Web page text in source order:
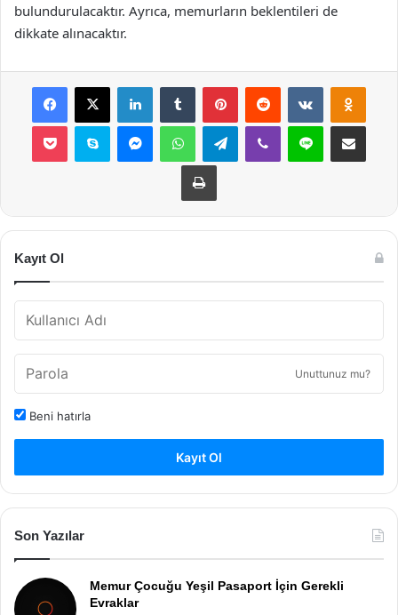
bulundurulacaktır. Ayrıca, memurların beklentileri de
dikkate alınacaktır.
Facebook
X LinkedInTumblr PinterestReddit VKontakte
Pocket Skype MessengerWhatsAppTelegramViber Line E-Posta ile
Yazdır
Kayıt Ol
Unuttunuz mu?
Beni hatırla
Kayıt Ol
Son Yazılar
Memur Çocuğu Yeşil Pasaport İçin Gerekli
Evraklar